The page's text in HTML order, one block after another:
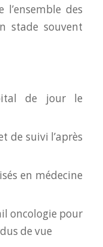
l’ensemble des
stade souvent
de jour le
de suivi l’après
en médecine
oncologie pour
de vue